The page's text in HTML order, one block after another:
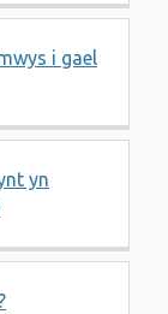
i gael
yn